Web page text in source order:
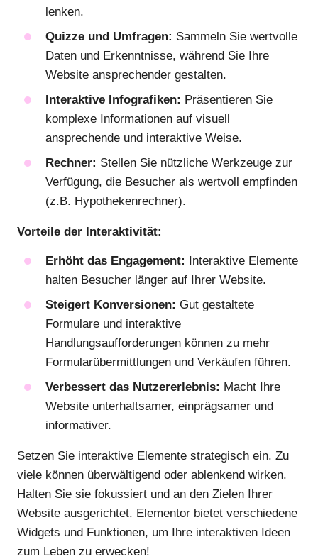
lenken.
Quizze und Umfragen: Sammeln Sie wertvolle
Daten und Erkenntnisse, während Sie Ihre
Website ansprechender gestalten.
Interaktive Infografiken: Präsentieren Sie
komplexe Informationen auf visuell
ansprechende und interaktive Weise.
Rechner: Stellen Sie nützliche Werkzeuge zur
Verfügung, die Besucher als wertvoll empfinden
(z.B. Hypothekenrechner).
Vorteile der Interaktivität:
Erhöht das Engagement: Interaktive Elemente
halten Besucher länger auf Ihrer Website.
Steigert Konversionen: Gut gestaltete
Formulare und interaktive
Handlungsaufforderungen können zu mehr
Formularübermittlungen und Verkäufen führen.
Verbessert das Nutzererlebnis: Macht Ihre
Website unterhaltsamer, einprägsamer und
informativer.
Setzen Sie interaktive Elemente strategisch ein. Zu
viele können überwältigend oder ablenkend wirken.
Halten Sie sie fokussiert und an den Zielen Ihrer
Website ausgerichtet. Elementor bietet verschiedene
Widgets und Funktionen, um Ihre interaktiven Ideen
zum Leben zu erwecken!